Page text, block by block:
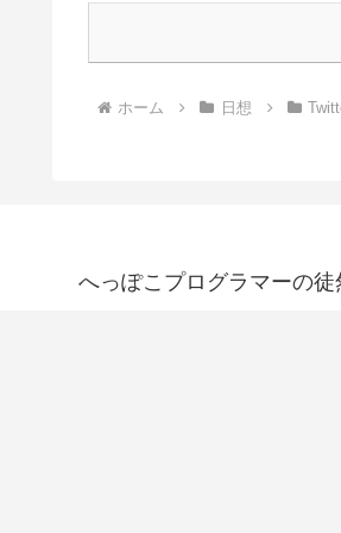
ホーム 日想
へっぽこプログラマーの徒